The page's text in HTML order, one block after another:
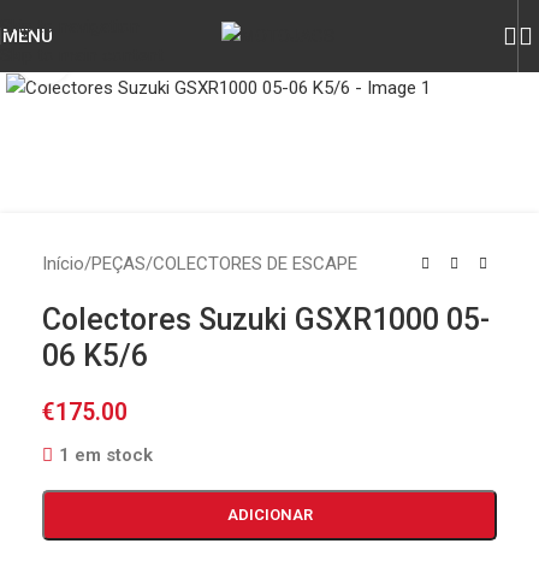
Skip to navigation
MENU
Início/PEÇAS/COLECTORES DE ESCAPE
Colectores Suzuki GSXR1000 05-
06 K5/6
€175.00
1 em stock
ADICIONAR